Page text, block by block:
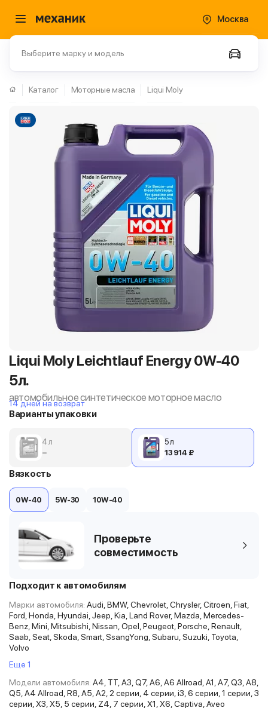
Москва
Выберите марку и модель
Каталог Моторные масла Liqui Moly
Liqui Moly Leichtlauf Energy 0W-40
5л.
автомобильное синтетическое моторное масло
14 дней на возврат
Варианты упаковки
4 л
−
5 л
13 914 ₽
Вязкость
0W-40 5W-30 10W-40
Проверьте
совместимость
Подходит к автомобилям
Марки автомобиля: Audi, BMW, Chevrolet, Chrysler, Citroen, Fiat,
Ford, Honda, Hyundai, Jeep, Kia, Land Rover, Mazda, Mercedes-
Benz, Mini, Mitsubishi, Nissan, Opel, Peugeot, Porsche, Renault,
Saab, Seat, Skoda, Smart, SsangYong, Subaru, Suzuki, Toyota,
Volvo
Еще 1
Модели автомобиля: A4, TT, A3, Q7, A6, A6 Allroad, A1, A7, Q3, A8,
Q5, A4 Allroad, R8, A5, A2, 2 серии, 4 серии, i3, 6 серии, 1 серии, 3
серии, X3, X5, 5 серии, Z4, 7 серии, X1, X6, Captiva, Aveo